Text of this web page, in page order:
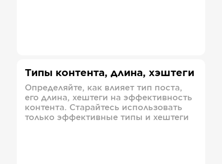
Типы контента, длина, хэштеги
Определяйте, как влияет тип поста,
его длина, хештеги на эффективность
контента. Старайтесь использовать
только эффективные типы и хештеги